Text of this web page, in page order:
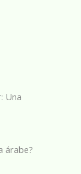
Una
árabe?